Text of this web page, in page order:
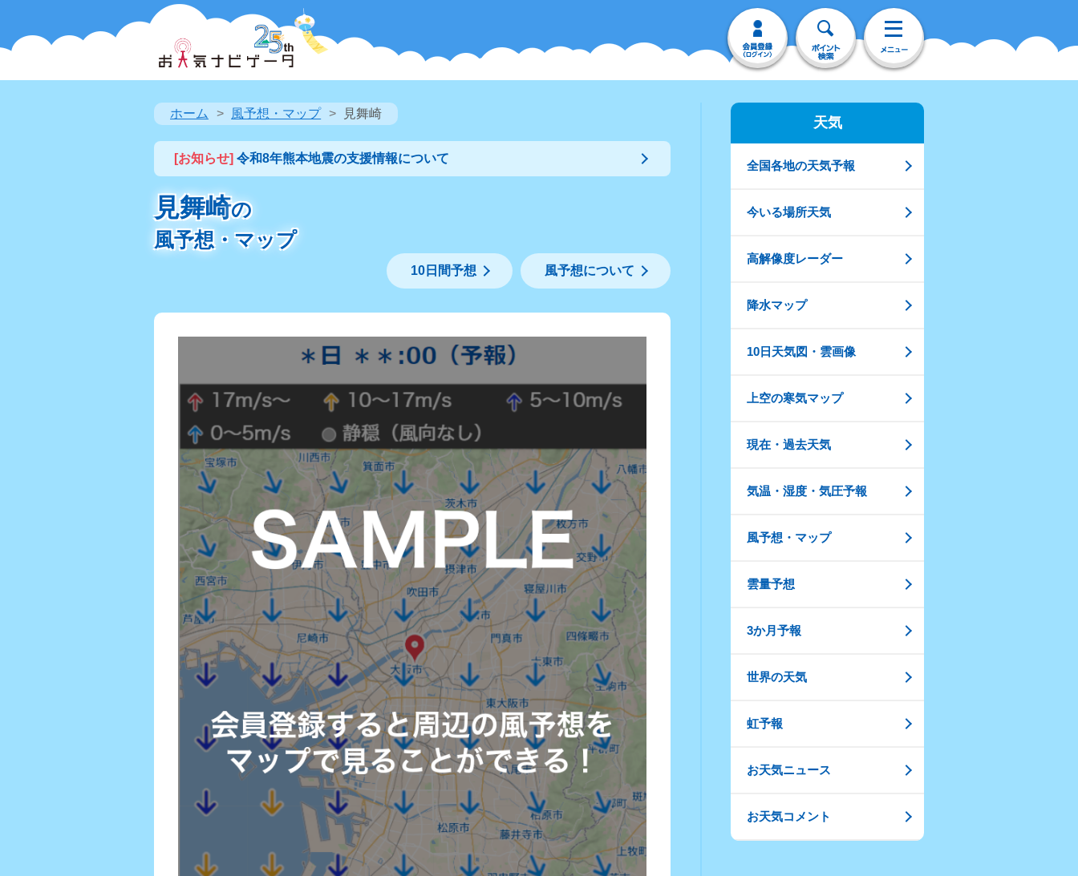
ホーム 風予想・マップ 見舞崎
[お知らせ] 令和8年熊本地震の支援情報について
見舞崎の
風予想・マップ
風予想について
10日間予想
天気
全国各地の天気予報
今いる場所天気
高解像度レーダー
降水マップ
10日天気図・雲画像
上空の寒気マップ
現在・過去天気
気温・湿度・気圧予報
風予想・マップ
雲量予想
3か月予報
世界の天気
虹予報
お天気ニュース
お天気コメント